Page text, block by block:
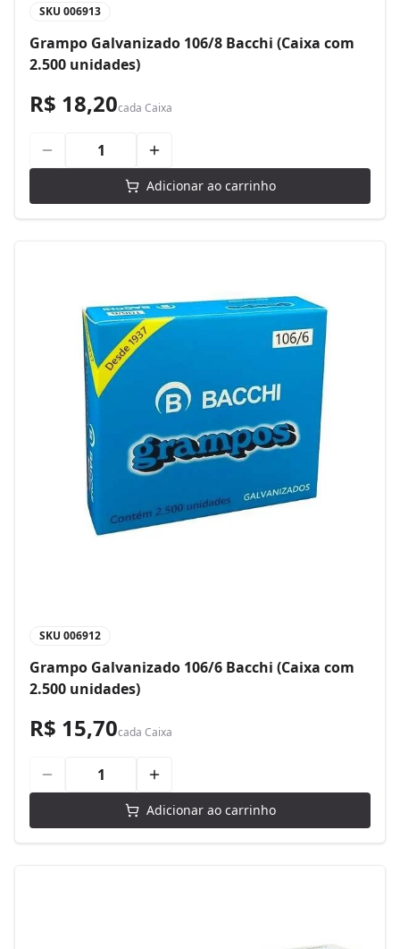
SKU 006913
Grampo Galvanizado 106/8 Bacchi (Caixa com
2.500 unidades)
R$ 18,20cada Caixa
Adicionar ao carrinho
SKU 006912
Grampo Galvanizado 106/6 Bacchi (Caixa com
2.500 unidades)
R$ 15,70cada Caixa
Adicionar ao carrinho